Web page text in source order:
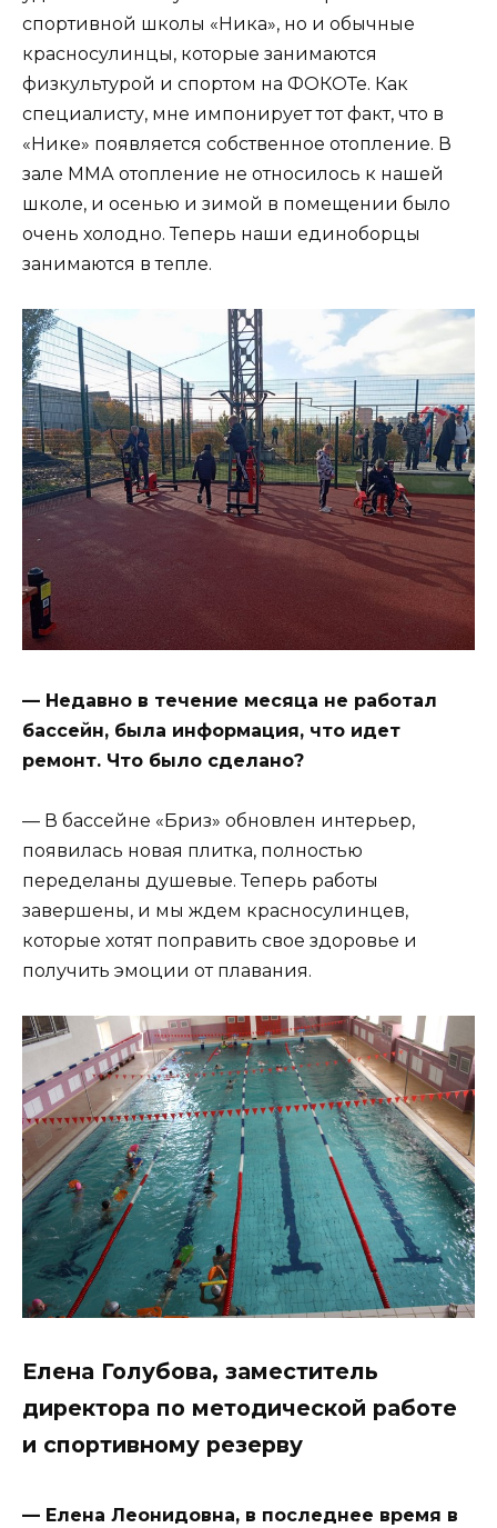
спортивной школы «Ника», но и обычные
красносулинцы, которые занимаются
физкультурой и спортом на ФОКОТе. Как
специалисту, мне импонирует тот факт, что в
«Нике» появляется собственное отопление. В
зале ММА отопление не относилось к нашей
школе, и осенью и зимой в помещении было
очень холодно. Теперь наши единоборцы
занимаются в тепле.
— Недавно в течение месяца не работал
бассейн, была информация, что идет
ремонт. Что было сделано?
— В бассейне «Бриз» обновлен интерьер,
появилась новая плитка, полностью
переделаны душевые. Теперь работы
завершены, и мы ждем красносулинцев,
которые хотят поправить свое здоровье и
получить эмоции от плавания.
Елена Голубова, заместитель
директора по методической работе
и спортивному резерву
— Елена Леонидовна, в последнее время в